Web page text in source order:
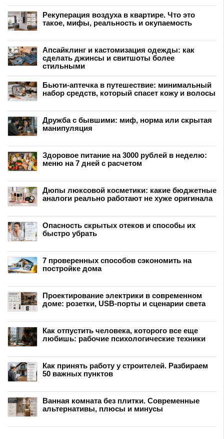
Рекуперация воздуха в квартире. Что это
такое, мифы, реальность и окупаемость
Апсайклинг и кастомизация одежды: как
сделать джинсы и свитшоты более
стильными
Бьюти-аптечка в путешествие: минимальный
набор средств, который спасет кожу и волосы
Дружба с бывшими: миф, норма или скрытая
манипуляция
Здоровое питание на 3000 рублей в неделю:
меню на 7 дней с расчетом
Дюпы люксовой косметики: какие бюджетные
аналоги реально работают не хуже оригинала
Опасность скрытых отеков и способы их
быстро убрать
7 проверенных способов сэкономить на
постройке дома
Проектирование электрики в современном
доме: розетки, USB-порты и сценарии света
Как отпустить человека, которого все еще
любишь: рабочие психологические техники
Как принять работу у строителей. Разбираем
50 важных пунктов
Ванная комната без плитки. Современные
альтернативы, плюсы и минусы